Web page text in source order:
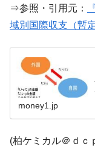
⇒参照・引用元：
域別国際収支（暫
money1.jp
(柏ケミカル＠ｄｃ